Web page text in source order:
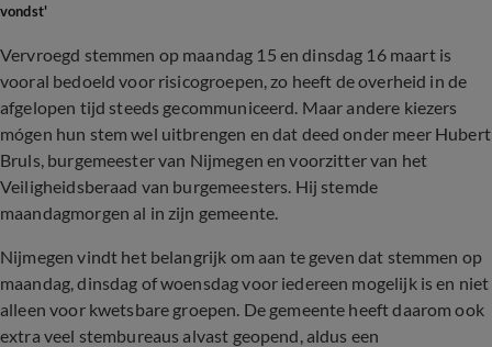
vondst'
Vervroegd stemmen op maandag 15 en dinsdag 16 maart is
vooral bedoeld voor risicogroepen, zo heeft de overheid in de
afgelopen tijd steeds gecommuniceerd. Maar andere kiezers
mógen hun stem wel uitbrengen en dat deed onder meer Hubert
Bruls, burgemeester van Nijmegen en voorzitter van het
Veiligheidsberaad van burgemeesters. Hij stemde
maandagmorgen al in zijn gemeente.
Nijmegen vindt het belangrijk om aan te geven dat stemmen op
maandag, dinsdag of woensdag voor iedereen mogelijk is en niet
alleen voor kwetsbare groepen. De gemeente heeft daarom ook
extra veel stembureaus alvast geopend, aldus een